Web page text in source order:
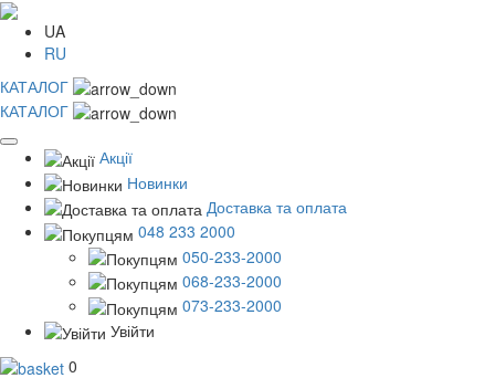
UA
RU
КАТАЛОГ
КАТАЛОГ
Акції
Новинки
Доставка та оплата
048 233 2000
050-233-2000
068-233-2000
073-233-2000
Увійти
0